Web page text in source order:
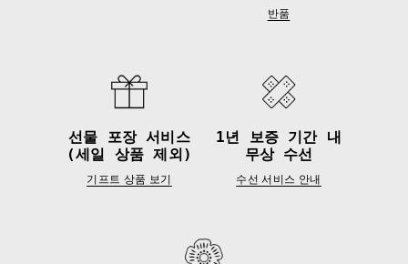
반품
선물 포장 서비스
(세일 상품 제외)
기프트 상품 보기
1년 보증 기간 내
무상 수선
수선 서비스 안내